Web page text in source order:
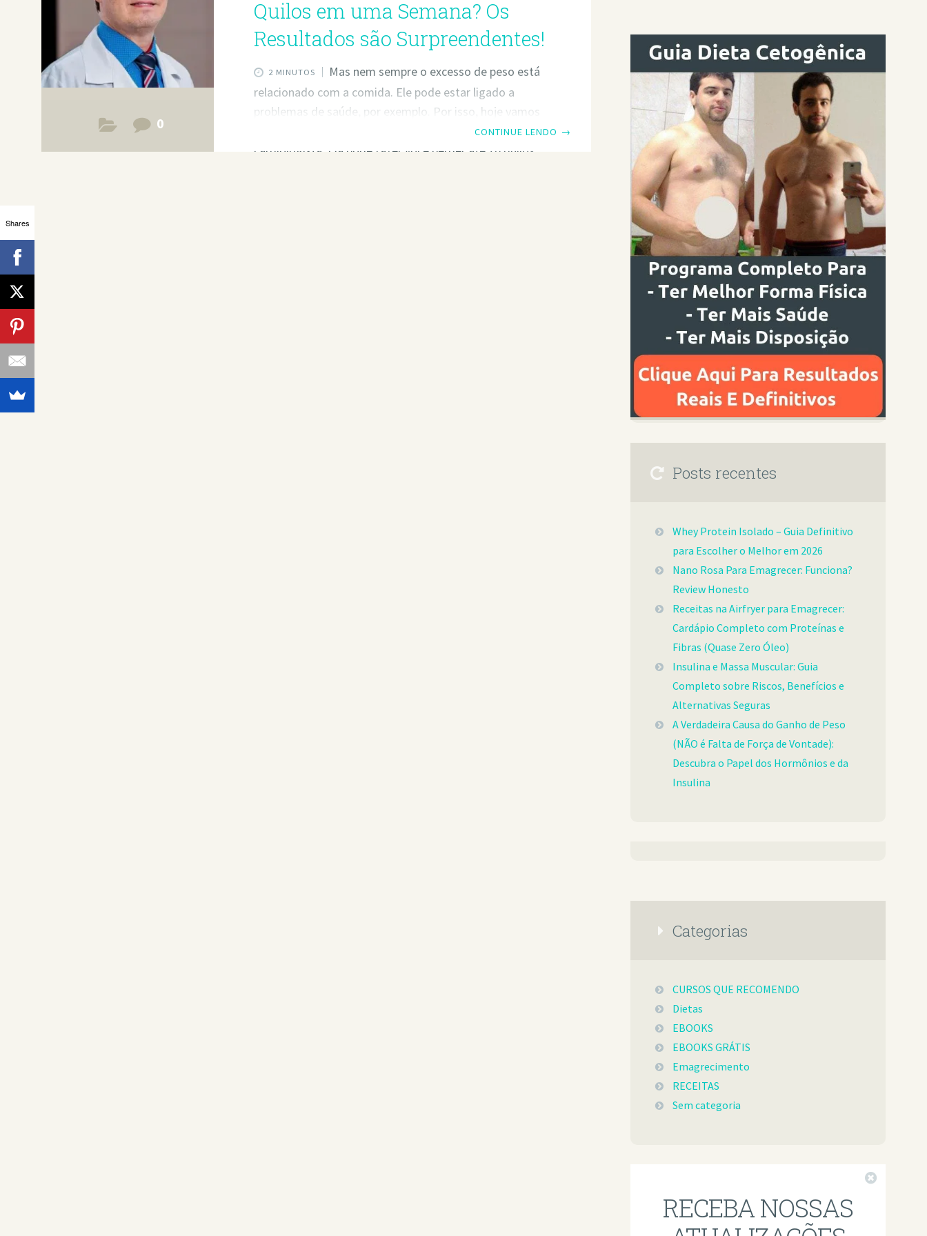
0
Quilos em uma Semana? Os
Resultados são Surpreendentes!
2 MINUTOS
Mas nem sempre o excesso de peso está
relacionado com a comida. Ele pode estar ligado a
problemas de saúde, por exemplo. Por isso, hoje vamos
compartilhar uma dieta recomendada por um
cardiologista. Ela pode fazer você perder até 10 quilos
CONTINUE LENDO →
Posts recentes
Whey Protein Isolado – Guia Definitivo
para Escolher o Melhor em 2026
Nano Rosa Para Emagrecer: Funciona?
Review Honesto
Receitas na Airfryer para Emagrecer:
Cardápio Completo com Proteínas e
Fibras (Quase Zero Óleo)
Insulina e Massa Muscular: Guia
Completo sobre Riscos, Benefícios e
Alternativas Seguras
A Verdadeira Causa do Ganho de Peso
(NÃO é Falta de Força de Vontade):
Descubra o Papel dos Hormônios e da
Insulina
Categorias
CURSOS QUE RECOMENDO
Dietas
EBOOKS
EBOOKS GRÁTIS
Emagrecimento
RECEITAS
Sem categoria
RECEBA NOSSAS
Shares